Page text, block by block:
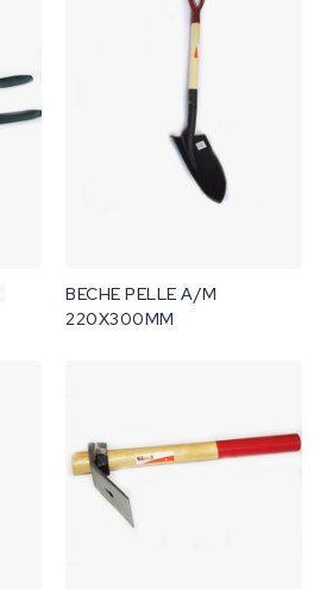
BECHE PELLE A/M
220X300MM